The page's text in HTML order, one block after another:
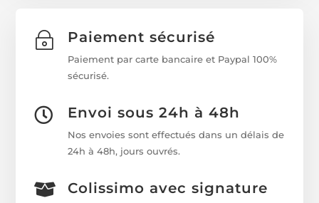
~ Paiement sécurisé
Paiement par carte bancaire et Paypal 100%
sécurisé.
 Envoi sous 24h à 48h
Nos envoies sont effectués dans un délais de
24h à 48h, jours ouvrés.
 Colissimo avec signature